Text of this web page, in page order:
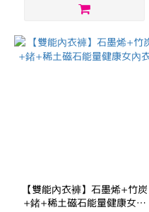
【雙能內衣褲】石墨烯+竹炭
+鍺+稀土磁石能量健康女內